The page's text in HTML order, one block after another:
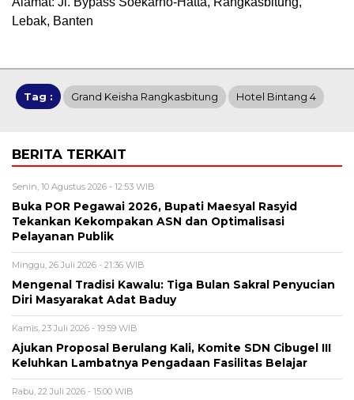
Lebak, Banten
Tag : Grand Keisha Rangkasbitung Hotel Bintang 4
BERITA TERKAIT
Senin, 10 Agustus 2026 - 12:53 WIB
Buka POR Pegawai 2026, Bupati Maesyal Rasyid
Tekankan Kekompakan ASN dan Optimalisasi
Pelayanan Publik
Minggu, 26 Juli 2026 - 21:36 WIB
Mengenal Tradisi Kawalu: Tiga Bulan Sakral Penyucian
Diri Masyarakat Adat Baduy
Kamis, 23 Juli 2026 - 19:59 WIB
Ajukan Proposal Berulang Kali, Komite SDN Cibugel III
Keluhkan Lambatnya Pengadaan Fasilitas Belajar
Rabu, 22 Juli 2026 - 15:00 WIB